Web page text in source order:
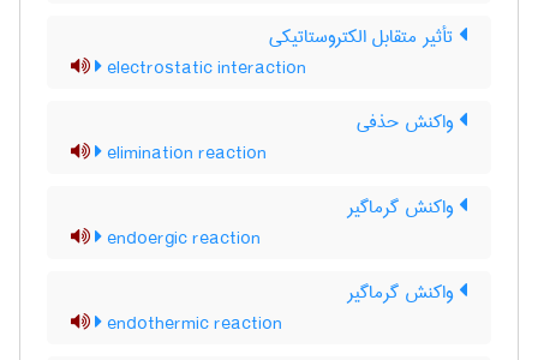
تأثیر متقابل الکتروستاتیکی
electrostatic interaction
واکنش حذفی
elimination reaction
واکنش گرماگیر
endoergic reaction
واکنش گرماگیر
endothermic reaction